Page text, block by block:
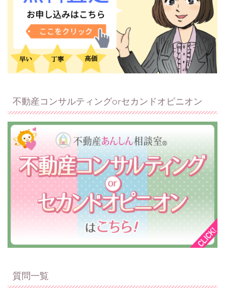
不動産コンサルティングorセカンドオピニオン
質問一覧